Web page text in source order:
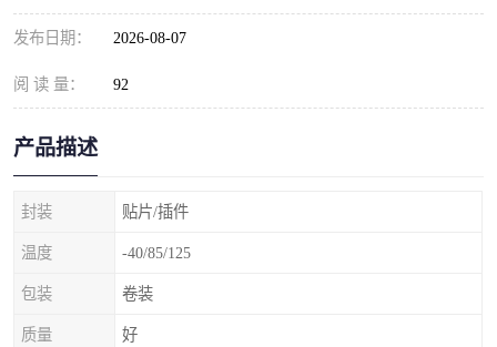
发布日期： 2026-08-07
阅 读 量： 92
产品描述
封装 贴片/插件
温度 -40/85/125
包装 卷装
质量 好